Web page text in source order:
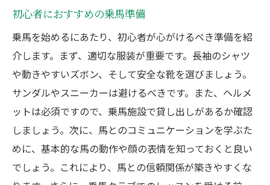
初心者におすすめの乗馬準備
乗馬を始めるにあたり、初心者が心がけるべき準備を紹
介します。まず、適切な服装が重要です。長袖のシャツ
や動きやすいズボン、そして安全な靴を選びましょう。
サンダルやスニーカーは避けるべきです。また、ヘルメ
ットは必須ですので、乗馬施設で貸し出しがあるか確認
しましょう。次に、馬とのコミュニケーションを学ぶた
めに、基本的な馬の動作や顔の表情を知っておくと良い
でしょう。これにより、馬との信頼関係が築きやすくな